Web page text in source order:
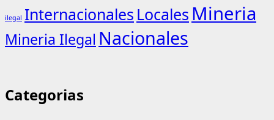
ilegal Internacionales Locales Mineria
Mineria Ilegal Nacionales
Categorias